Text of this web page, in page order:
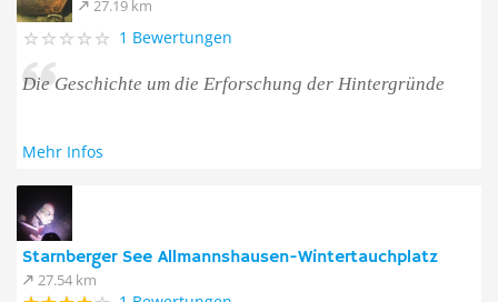
27.19 km
1 Bewertungen
Die Geschichte um die Erforschung der Hintergründe
Mehr Infos
Starnberger See Allmannshausen-Wintertauchplatz
27.54 km